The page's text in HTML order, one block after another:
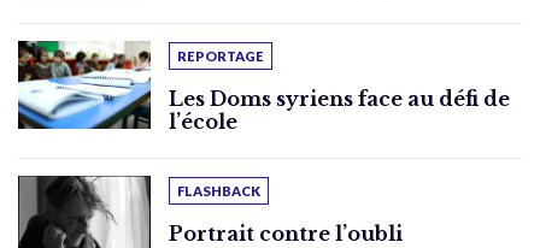
REPORTAGE
Les Doms syriens face au défi de
l’école
FLASHBACK
Portrait contre l’oubli